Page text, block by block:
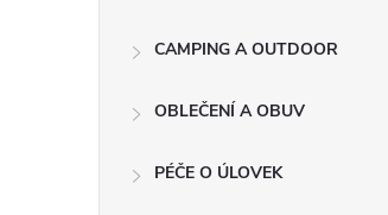
CAMPING A OUTDOOR
OBLEČENÍ A OBUV
PÉČE O ÚLOVEK